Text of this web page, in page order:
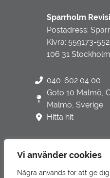
Vi använder cookies
Några används för att ge
Sparrholm
Postadress:
Kivra: 559173-
106 31 Stockholm
040-602 04 00
Goto 10 Malmö,
Malmö, Sverige
Hitta hit